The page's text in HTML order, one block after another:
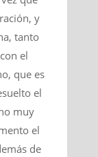
y
tanto
el
que es
el
muy
el
de